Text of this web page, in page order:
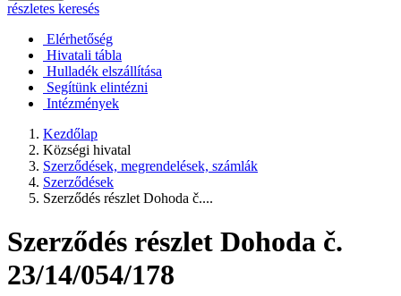
részletes keresés
Elérhetőség
Hivatali tábla
Hulladék elszállítása
Segítünk elintézni
Intézmények
Kezdőlap
Községi hivatal
Szerződések, megrendelések, számlák
Szerződések
Szerződés részlet Dohoda č....
Szerződés részlet Dohoda č.
23/14/054/178